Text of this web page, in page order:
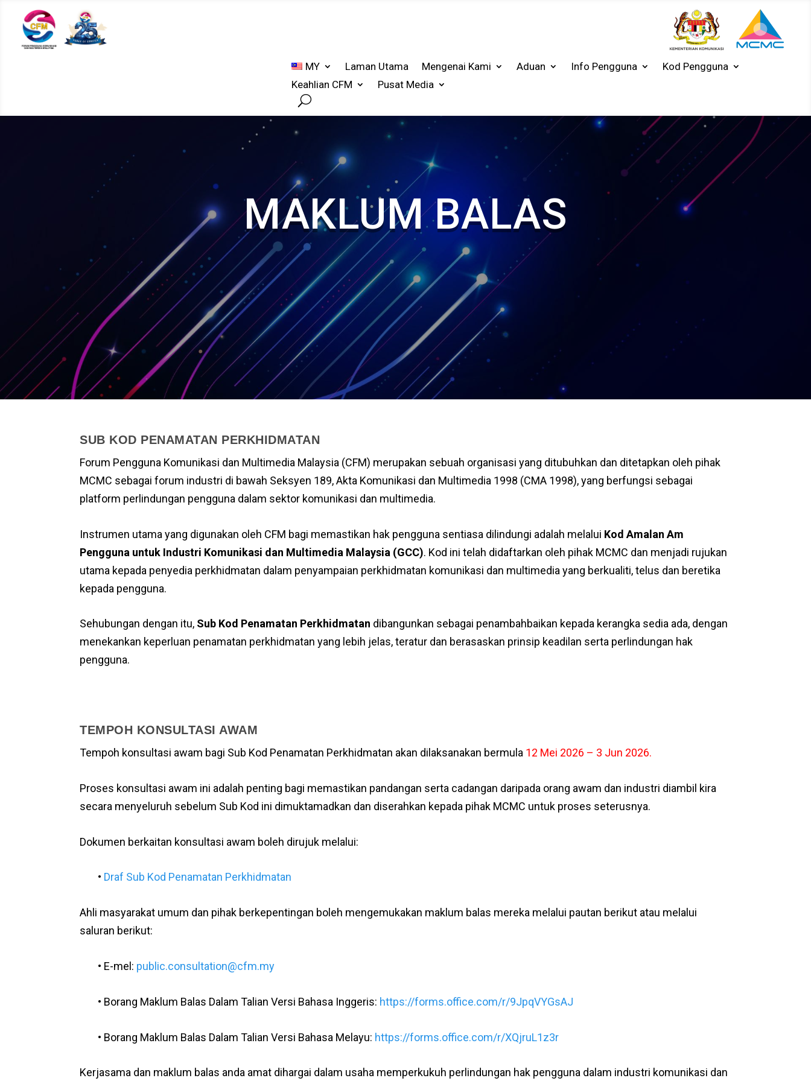
MY Laman Utama Mengenai Kami Aduan Info Pengguna
Kod Pengguna
Keahlian CFM
Pusat Media
MAKLUM BALAS
SUB KOD PENAMATAN PERKHIDMATAN
Forum Pengguna Komunikasi dan Multimedia Malaysia (CFM) merupakan sebuah organisasi yang ditubuhkan dan ditetapkan oleh pihak
MCMC sebagai forum industri di bawah Seksyen 189, Akta Komunikasi dan Multimedia 1998 (CMA 1998), yang berfungsi sebagai
platform perlindungan pengguna dalam sektor komunikasi dan multimedia.
Instrumen utama yang digunakan oleh CFM bagi memastikan hak pengguna sentiasa dilindungi adalah melalui Kod Amalan Am
Pengguna untuk Industri Komunikasi dan Multimedia Malaysia (GCC). Kod ini telah didaftarkan oleh pihak MCMC dan menjadi rujukan
utama kepada penyedia perkhidmatan dalam penyampaian perkhidmatan komunikasi dan multimedia yang berkualiti, telus dan beretika
kepada pengguna.
Sehubungan dengan itu, Sub Kod Penamatan Perkhidmatan dibangunkan sebagai penambahbaikan kepada kerangka sedia ada, dengan
menekankan keperluan penamatan perkhidmatan yang lebih jelas, teratur dan berasaskan prinsip keadilan serta perlindungan hak
pengguna.
TEMPOH KONSULTASI AWAM
Tempoh konsultasi awam bagi Sub Kod Penamatan Perkhidmatan akan dilaksanakan bermula 12 Mei 2026 – 3 Jun 2026.
Proses konsultasi awam ini adalah penting bagi memastikan pandangan serta cadangan daripada orang awam dan industri diambil kira
secara menyeluruh sebelum Sub Kod ini dimuktamadkan dan diserahkan kepada pihak MCMC untuk proses seterusnya.
Dokumen berkaitan konsultasi awam boleh dirujuk melalui:
• Draf Sub Kod Penamatan Perkhidmatan
Ahli masyarakat umum dan pihak berkepentingan boleh mengemukakan maklum balas mereka melalui pautan berikut atau melalui
saluran berikut:
• E-mel: public.consultation@cfm.my
• Borang Maklum Balas Dalam Talian Versi Bahasa Inggeris: https://forms.office.com/r/9JpqVYGsAJ
• Borang Maklum Balas Dalam Talian Versi Bahasa Melayu: https://forms.office.com/r/XQjruL1z3r
Kerjasama dan maklum balas anda amat dihargai dalam usaha memperkukuh perlindungan hak pengguna dalam industri komunikasi dan